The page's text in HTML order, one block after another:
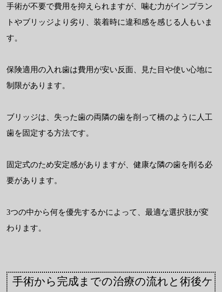
手術が不要で費用を抑えられますが、噛む力がインプラン
トやブリッジより劣り、装着時に違和感を感じる人もいま
す。
保険適用の入れ歯は費用が安い反面、見た目や使い心地に
制限があります。
ブリッジは、失った歯の両隣の歯を削って橋のように人工
歯を固定する方法です。
固定式のため安定感がありますが、健康な隣の歯を削る必
要があります。
3つの中から何を優先するかによって、最適な選択肢が変
わります。
手術から完成までの治療の流れと術後ケ